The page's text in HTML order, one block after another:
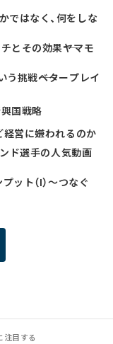
ではなく、何をしな
とその効果――ヤマモ
挑戦――ベタープレイ
国戦略
経営に嫌われるのか
ド選手の人気動画
ット（I）～つなぐ
注目する